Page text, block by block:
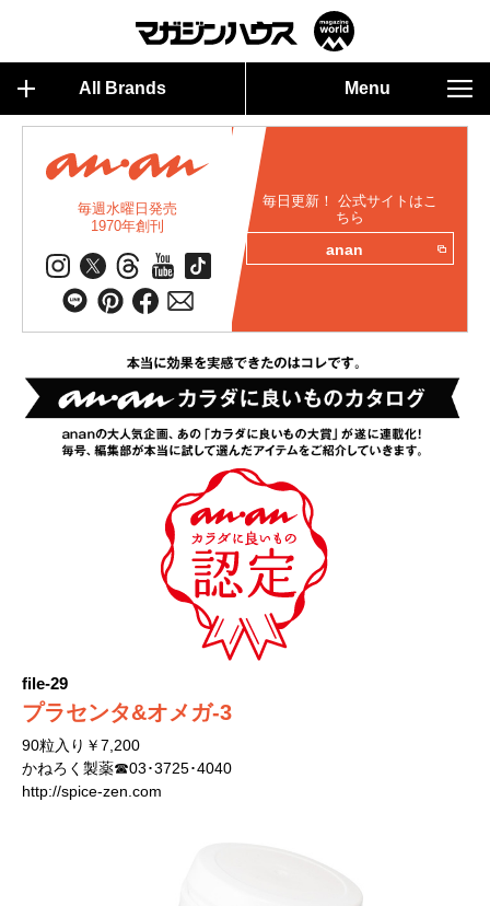
All Brands Menu
毎週水曜日発売
1970年創刊
毎日更新！ 公式サイトはこ
ちら
anan
file-29
プラセンタ&オメガ-3
90粒入り￥7,200
かねろく製薬☎03･3725･4040
http://spice-zen.com